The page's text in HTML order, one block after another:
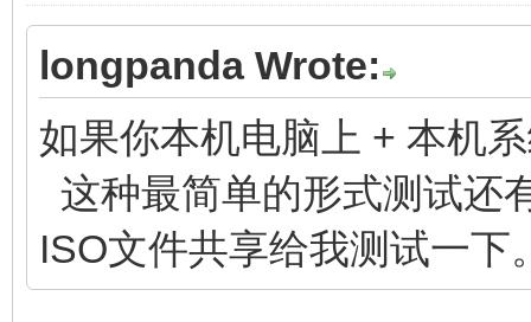
longpanda Wrote:
如果你本机电脑上 + 本机
这种最简单的形式测试还
ISO文件共享给我测试一下